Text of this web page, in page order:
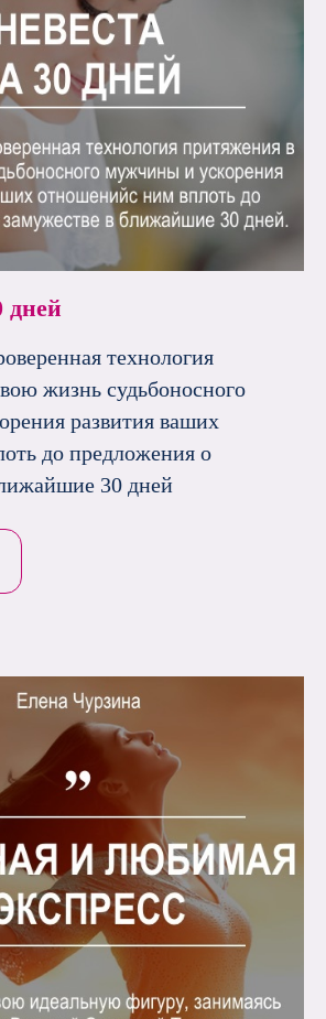
дней
технология
жизнь судьбоносного
развития ваших
до предложения о
30 дней